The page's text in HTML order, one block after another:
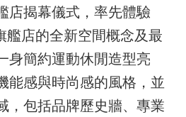
店揭幕儀式，率先體驗
艦店的全新空間概念及最
身簡約運動休閒造型亮
能感與時尚感的風格，並
，包括品牌歷史牆、專業